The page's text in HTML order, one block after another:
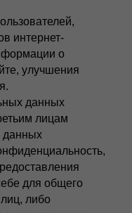
интернет-
о
улучшения
данных
лицам
данных
для общего
либо